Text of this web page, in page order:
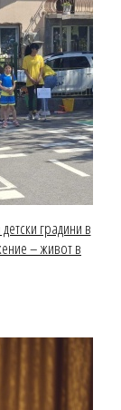
градини в
– живот в